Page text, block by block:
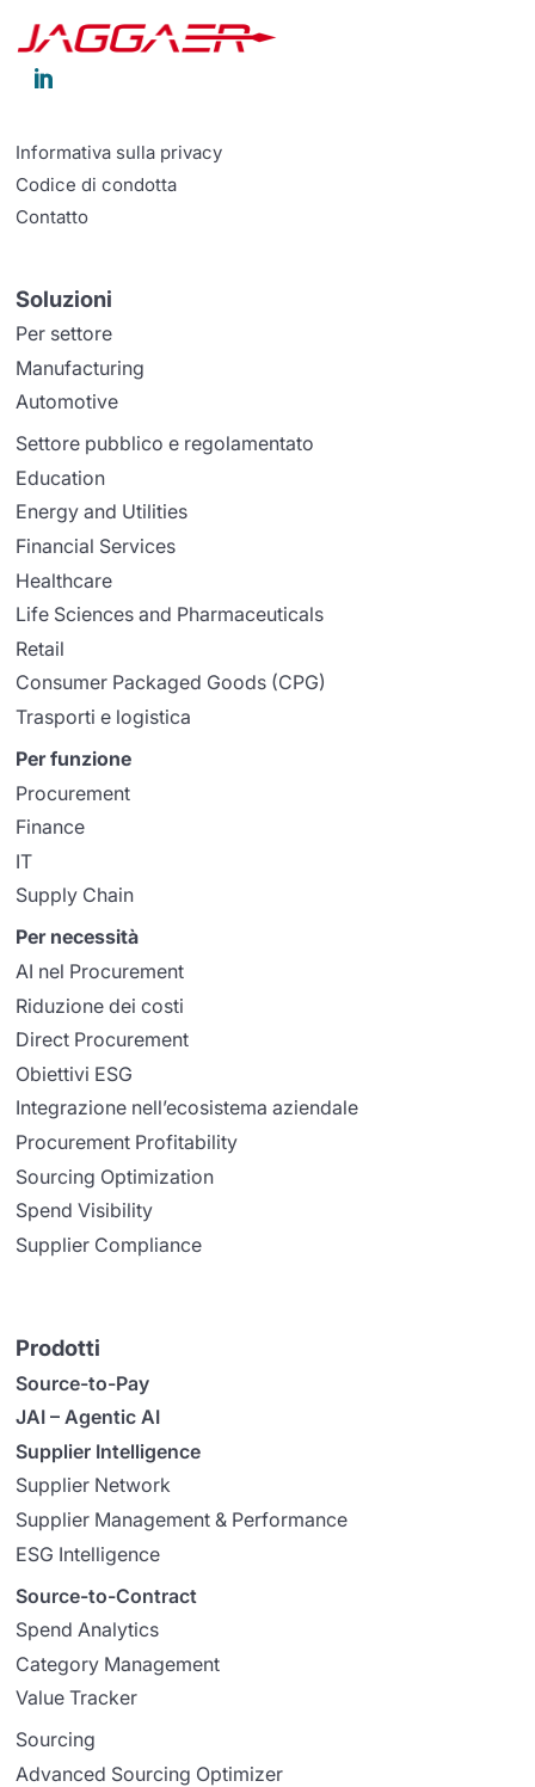

Informativa sulla privacy
Codice di condotta
Contatto
Soluzioni
Per settore
Manufacturing
Automotive
Settore pubblico e regolamentato
Education
Energy and Utilities
Financial Services
Healthcare
Life Sciences and Pharmaceuticals
Retail
Consumer Packaged Goods (CPG)
Trasporti e logistica
Per funzione
Procurement
Finance
IT
Supply Chain
Per necessità
AI nel Procurement
Riduzione dei costi
Direct Procurement
Obiettivi ESG
Integrazione nell’ecosistema aziendale
Procurement Profitability
Sourcing Optimization
Spend Visibility
Supplier Compliance
Prodotti
Source-to-Pay
JAI – Agentic AI
Supplier Intelligence
Supplier Network
Supplier Management & Performance
ESG Intelligence
Source-to-Contract
Spend Analytics
Category Management
Value Tracker
Sourcing
Advanced Sourcing Optimizer